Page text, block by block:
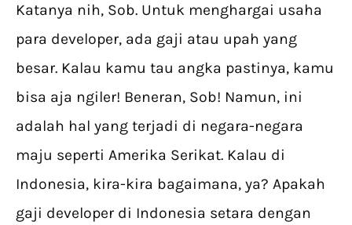
Katanya nih, Sob. Untuk menghargai usaha
para developer, ada gaji atau upah yang
besar. Kalau kamu tau angka pastinya, kamu
bisa aja ngiler! Beneran, Sob! Namun, ini
adalah hal yang terjadi di negara-negara
maju seperti Amerika Serikat. Kalau di
Indonesia, kira-kira bagaimana, ya? Apakah
gaji developer di Indonesia setara dengan